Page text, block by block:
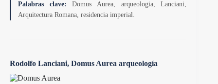
Palabras clave: Domus Aurea, arqueologia, Lanciani,
Arquitectura Romana, residencia imperial.
Rodolfo Lanciani, Domus Aurea arqueología